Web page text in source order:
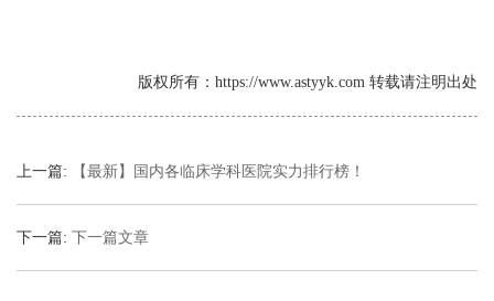
版权所有：https://www.astyyk.com 转载请注明出处
上一篇: 【最新】国内各临床学科医院实力排行榜！
下一篇: 下一篇文章